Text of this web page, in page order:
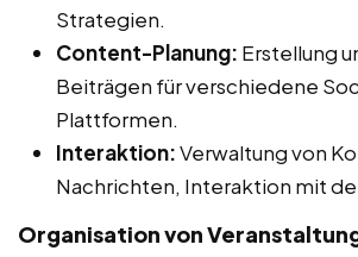
Strategien.
Content-Planung: Erstellung
Beiträgen für verschiedene
Plattformen.
Interaktion:Verwaltung von
Nachrichten, Interaktion mit
Organisation von